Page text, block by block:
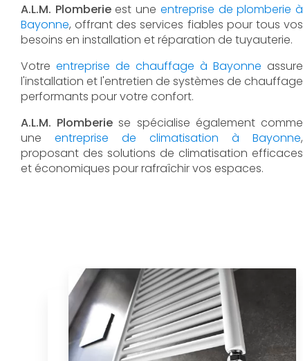
A.L.M. Plomberieest une entreprise de plomberie à
Bayonne, offrant des services fiables pour tous vos
besoins en installation et réparation de tuyauterie.
Votre entreprise de chauffage à Bayonne assure
l'installation et l'entretien de systèmes de chauffage
performants pour votre confort.
A.L.M. Plomberie se spécialise également comme
une entreprise de climatisation à Bayonne,
proposant des solutions de climatisation efficaces
et économiques pour rafraîchir vos espaces.